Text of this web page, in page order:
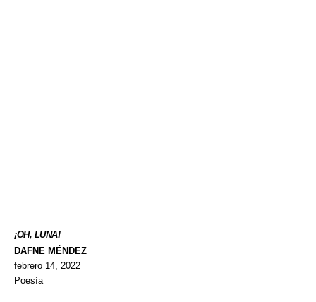
¡OH, LUNA!
DAFNE MÉNDEZ
febrero 14, 2022
Poesía